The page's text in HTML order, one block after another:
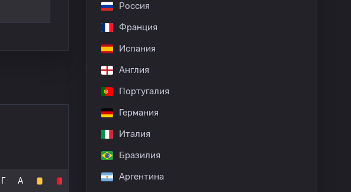
Г А
Россия
Франция
Испания
Англия
Португалия
Германия
Италия
Бразилия
Аргентина